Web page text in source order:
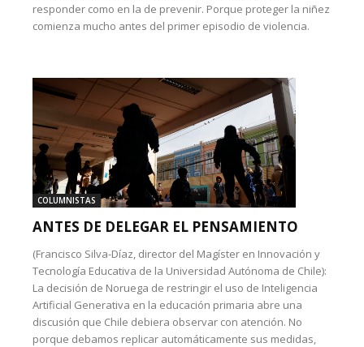
responder como en la de prevenir. Porque proteger la niñez
comienza mucho antes del primer episodio de violencia.
COLUMNISTAS
ANTES DE DELEGAR EL PENSAMIENTO
(Francisco Silva-Díaz, director del Magíster en Innovación y
Tecnología Educativa de la Universidad Autónoma de Chile):
La decisión de Noruega de restringir el uso de Inteligencia
Artificial Generativa en la educación primaria abre una
discusión que Chile debiera observar con atención. No
porque debamos replicar automáticamente sus medidas,